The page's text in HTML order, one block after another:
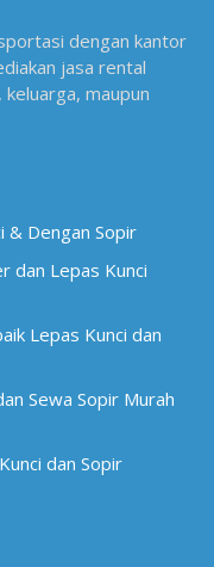
dengan kantor
jasa rental
maupun
& Dengan Sopir
dan Lepas Kunci
Lepas Kunci dan
Sewa Sopir Murah
dan Sopir